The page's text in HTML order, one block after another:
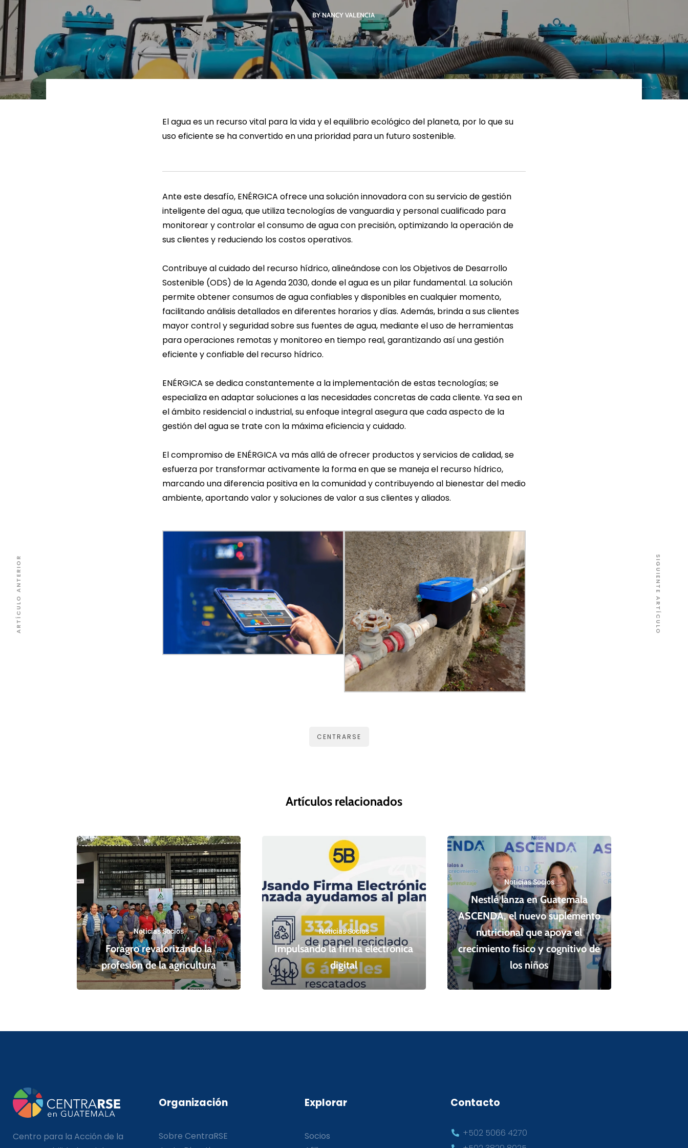
LEER MÁS LEER MÁS LEER MÁS LEER MÁS
BY NANCY VALENCIA
El agua es un recurso vital para la vida y el equilibrio ecológico del planeta, por lo que su
uso eficiente se ha convertido en una prioridad para un futuro sostenible.
Ante este desafío, ENÉRGICA ofrece una solución innovadora con su servicio de gestión
inteligente del agua, que utiliza tecnologías de vanguardia y personal cualificado para
monitorear y controlar el consumo de agua con precisión, optimizando la operación de
sus clientes y reduciendo los costos operativos.
Contribuye al cuidado del recurso hídrico, alineándose con los Objetivos de Desarrollo
Sostenible (ODS) de la Agenda 2030, donde el agua es un pilar fundamental. La solución
permite obtener consumos de agua confiables y disponibles en cualquier momento,
facilitando análisis detallados en diferentes horarios y días. Además, brinda a sus clientes
mayor control y seguridad sobre sus fuentes de agua, mediante el uso de herramientas
para operaciones remotas y monitoreo en tiempo real, garantizando así una gestión
eficiente y confiable del recurso hídrico.
ENÉRGICA se dedica constantemente a la implementación de estas tecnologías; se
especializa en adaptar soluciones a las necesidades concretas de cada cliente. Ya sea en
el ámbito residencial o industrial, su enfoque integral asegura que cada aspecto de la
gestión del agua se trate con la máxima eficiencia y cuidado.
El compromiso de ENÉRGICA va más allá de ofrecer productos y servicios de calidad, se
esfuerza por transformar activamente la forma en que se maneja el recurso hídrico,
marcando una diferencia positiva en la comunidad y contribuyendo al bienestar del medio
ambiente, aportando valor y soluciones de valor a sus clientes y aliados.
CENTRARSE
Artículos relacionados
Noticias Socios
Foragro revalorizando la
profesión de la agricultura
Noticias Socios
Impulsando la firma electrónica
digital
Noticias Socios
Nestlé lanza en Guatemala
ASCENDA, el nuevo suplemento
nutricional que apoya el
crecimiento físico y cognitivo de
los niños
ARTÍCULO ANTERIOR SIGUIENTE ARTÍCULO
Centro para la Acción de la
Organización
Sobre CentraRSE
Explorar
Socios
Contacto
+502 5066 4270